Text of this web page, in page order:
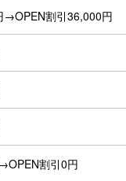
→OPEN割引36,000円
割引0円